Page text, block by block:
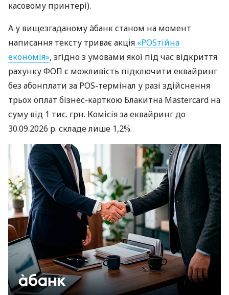
касовому принтері).
А у вищезгаданому àбанк станом на момент
написання тексту триває акція «POSтійна
економія», згідно з умовами якої під час відкриття
рахунку ФОП є можливість підключити еквайринг
без абонплати за POS-термінал у разі здійснення
трьох оплат бізнес-карткою Блакитна Mastercard на
суму від 1 тис. грн. Комісія за еквайринг до
30.09.2026 р. складе лише 1,2%.